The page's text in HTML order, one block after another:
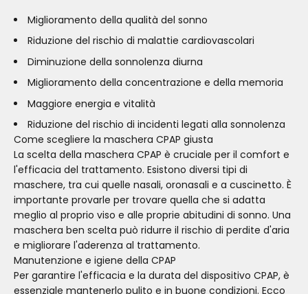
Miglioramento della qualità del sonno
Riduzione del rischio di malattie cardiovascolari
Diminuzione della sonnolenza diurna
Miglioramento della concentrazione e della memoria
Maggiore energia e vitalità
Riduzione del rischio di incidenti legati alla sonnolenza
Come scegliere la maschera CPAP giusta
La scelta della maschera CPAP è cruciale per il comfort e
l'efficacia del trattamento. Esistono diversi tipi di
maschere, tra cui quelle nasali, oronasali e a cuscinetto. È
importante provarle per trovare quella che si adatta
meglio al proprio viso e alle proprie abitudini di sonno. Una
maschera ben scelta può ridurre il rischio di perdite d'aria
e migliorare l'aderenza al trattamento.
Manutenzione e igiene della CPAP
Per garantire l'efficacia e la durata del dispositivo CPAP, è
essenziale mantenerlo pulito e in buone condizioni. Ecco